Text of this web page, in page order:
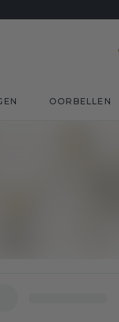
OORBELLEN